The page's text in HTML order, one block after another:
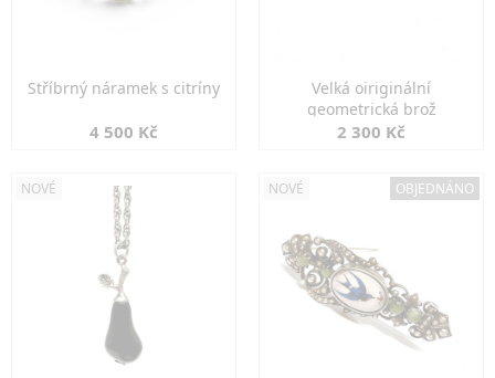
Stříbrný náramek s citríny
4 500 Kč
Velká oiriginální
geometrická brož
2 300 Kč
NOVÉ NOVÉ OBJEDNÁNO